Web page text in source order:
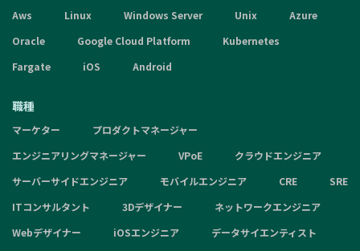
Aws Linux Windows Server Unix
Azure
Oracle
Google Cloud Platform
Kubernetes
Fargate
iOS Android
職種
マーケター
プロダクトマネージャー
エンジニアリングマネージャー
VPoE
クラウドエンジニア
サーバーサイドエンジニア
モバイルエンジニア CRE
SRE
ITコンサルタント
3Dデザイナー
ネットワークエンジニア
Webデザイナー
iOSエンジニア データサイエンティスト